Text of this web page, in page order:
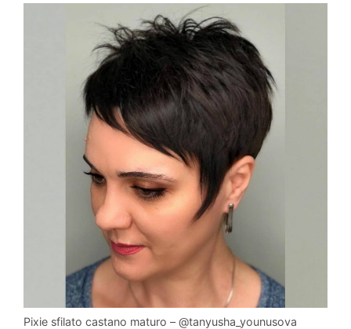
Pixie sfilato castano maturo – @tanyusha_younusova